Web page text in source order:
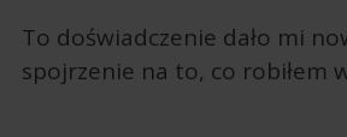
To doświadczenie dało mi
spojrzenie na to, co robiłem